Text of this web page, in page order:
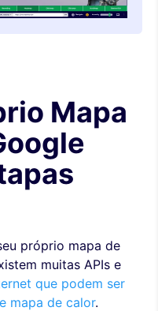
Mapa
próprio mapa de
muitas APIs e
que podem ser
mapa de calor.